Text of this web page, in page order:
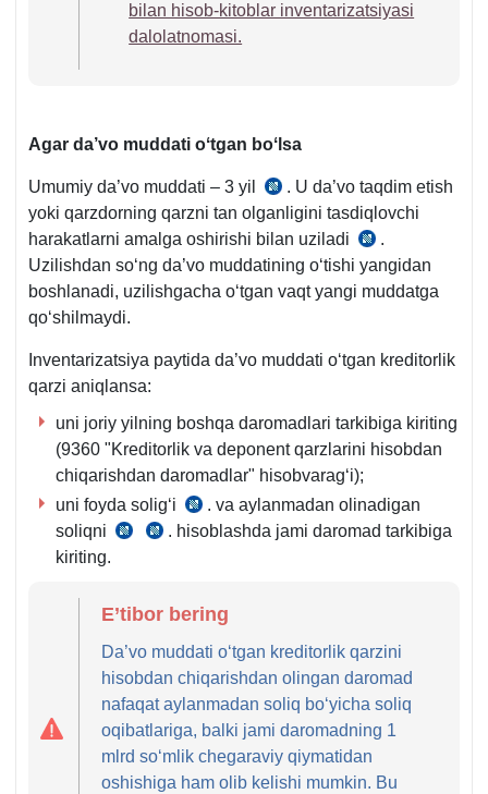
bilan hisob-kitoblar inventarizatsiyasi
dalolatnomasi.
Agar da’vo muddati oʻtgan boʻlsa
Umumiy da’vo muddati – 3 yil
FK
150-
m.
. U da’vo taqdim etish
yoki qarzdorning qarzni tan olganligini tasdiqlovchi
harakatlarni amalga oshirishi bilan uziladi
FK
157-
m.
.
Uzilishdan soʻng da’vo muddatining oʻtishi yangidan
boshlanadi, uzilishgacha oʻtgan vaqt yangi muddatga
qoʻshilmaydi.
Inventarizatsiya paytida da’vo muddati oʻtgan kreditorlik
qarzi aniqlansa:
uni joriy yilning boshqa daromadlari tarkibiga kiriting
(9360 "Kreditorlik va deponent qarzlarini hisobdan
chiqarishdan daromadlar" hisobvaragʻi);
uni foyda soligʻi
SK
297-
q.
. va aylanmadan olinadigan
soliqni
SK
m.
SK
3-
. hisoblashda jami daromad tarkibiga
kiriting.
E’tibor bering
Da’vo muddati oʻtgan kreditorlik qarzini
hisobdan chiqarishdan olingan daromad
nafaqat aylanmadan soliq boʻyicha soliq
oqibatlariga, balki jami daromadning 1
mlrd soʻmlik chegaraviy qiymatidan
oshishiga ham olib kelishi mumkin. Bu